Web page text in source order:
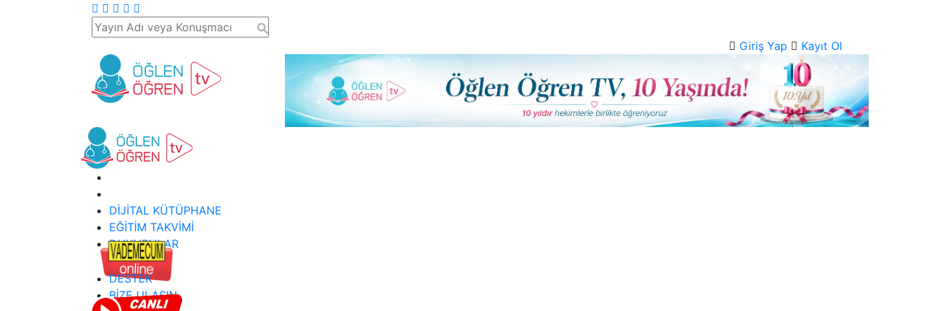
Giriş Yap Kayıt Ol
DİJİTAL KÜTÜPHANE
EĞİTİM TAKVİMİ
DUYURULAR
DESTEK
BİZE ULAŞIN